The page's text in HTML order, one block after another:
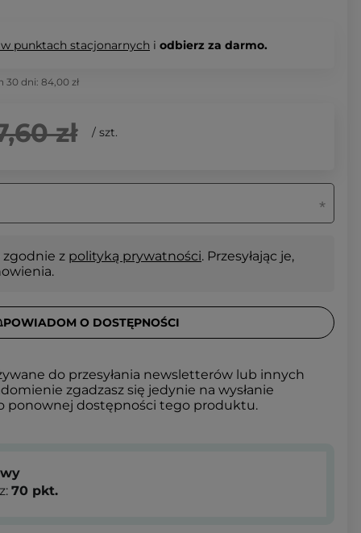
punktach stacjonarnych i odbierz za darmo.
30 dni: 84,00 zł
zł / szt.
zgodnie z polityką prywatności. Przesyłając je,
POWIADOM O DOSTĘPNOŚCI
do przesyłania newsletterów lub innych
zgadzasz się jedynie na wysłanie
ponownej dostępności tego produktu.
70 pkt.